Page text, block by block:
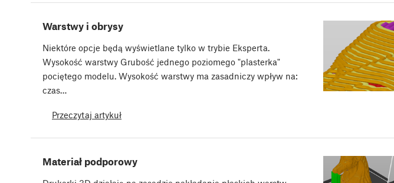
Warstwy i obrysy
Niektóre opcje będą wyświetlane tylko w trybie Eksperta.
Wysokość warstwy Grubość jednego poziomego "plasterka"
pociętego modelu. Wysokość warstwy ma zasadniczy wpływ na:
czas…
Przeczytaj artykuł
Materiał podporowy